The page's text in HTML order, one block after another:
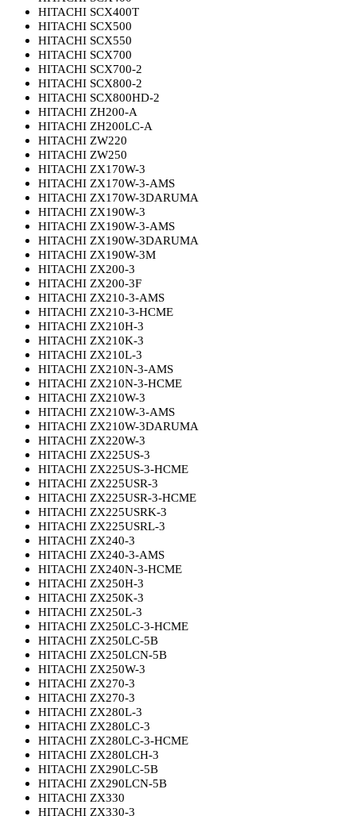
HITACHI SCX400T
HITACHI SCX500
HITACHI SCX550
HITACHI SCX700
HITACHI SCX700-2
HITACHI SCX800-2
HITACHI SCX800HD-2
HITACHI ZH200-A
HITACHI ZH200LC-A
HITACHI ZW220
HITACHI ZW250
HITACHI ZX170W-3
HITACHI ZX170W-3-AMS
HITACHI ZX170W-3DARUMA
HITACHI ZX190W-3
HITACHI ZX190W-3-AMS
HITACHI ZX190W-3DARUMA
HITACHI ZX190W-3M
HITACHI ZX200-3
HITACHI ZX200-3F
HITACHI ZX210-3-AMS
HITACHI ZX210-3-HCME
HITACHI ZX210H-3
HITACHI ZX210K-3
HITACHI ZX210L-3
HITACHI ZX210N-3-AMS
HITACHI ZX210N-3-HCME
HITACHI ZX210W-3
HITACHI ZX210W-3-AMS
HITACHI ZX210W-3DARUMA
HITACHI ZX220W-3
HITACHI ZX225US-3
HITACHI ZX225US-3-HCME
HITACHI ZX225USR-3
HITACHI ZX225USR-3-HCME
HITACHI ZX225USRK-3
HITACHI ZX225USRL-3
HITACHI ZX240-3
HITACHI ZX240-3-AMS
HITACHI ZX240N-3-HCME
HITACHI ZX250H-3
HITACHI ZX250K-3
HITACHI ZX250L-3
HITACHI ZX250LC-3-HCME
HITACHI ZX250LC-5B
HITACHI ZX250LCN-5B
HITACHI ZX250W-3
HITACHI ZX270-3
HITACHI ZX270-3
HITACHI ZX280L-3
HITACHI ZX280LC-3
HITACHI ZX280LC-3-HCME
HITACHI ZX280LCH-3
HITACHI ZX290LC-5B
HITACHI ZX290LCN-5B
HITACHI ZX330
HITACHI ZX330-3